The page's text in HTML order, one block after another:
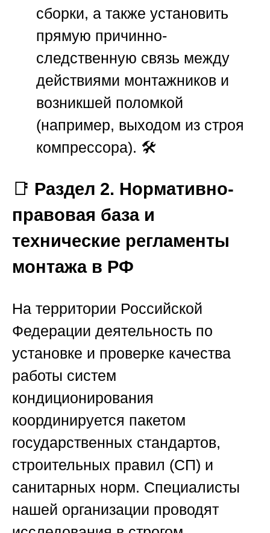
сборки, а также установить
прямую причинно-
следственную связь между
действиями монтажников и
возникшей поломкой
(например, выходом из строя
компрессора). 🛠️
📑 Раздел 2. Нормативно-
правовая база и
технические регламенты
монтажа в РФ
На территории Российской
Федерации деятельность по
установке и проверке качества
работы систем
кондиционирования
координируется пакетом
государственных стандартов,
строительных правил (СП) и
санитарных норм. Специалисты
нашей организации проводят